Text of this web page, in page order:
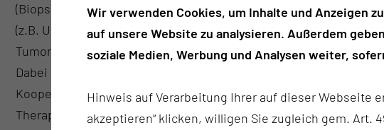
(Biopsien) und an Operationspräparaten sowie zytologische
(z.B. Urin, Ergüsse) zur Klassifizierung, Ausbreitungsdiagnostik
Tumorerkrankungen.
Dabei sind alle für eine moderne pathologische Diagnostik
Kooperation mit anderen Instituten verfügbar, so dass der
Therapiebeginn auf ein Minimum reduziert wird.
Wir verwenden Cookies, um Inhalte und Anzeigen
auf unsere Website zu analysieren. Außerdem
soziale Medien, Werbung und Analysen weiter,
Hinweis auf Verarbeitung Ihrer auf dieser Webseite
akzeptieren“ klicken, willigen Sie zugleich gem. Art.